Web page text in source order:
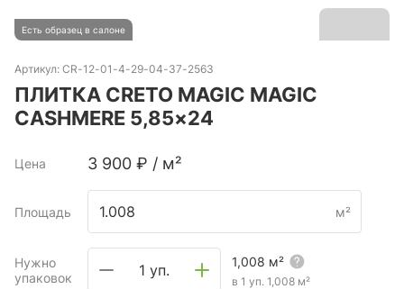
Есть образец в салоне
Артикул: CR-12-01-4-29-04-37-2563
ПЛИТКА CRETO MAGIC MAGIC
CASHMERE 5,85×24
Цена 3 900 ₽ / м²
Площадь м²
Нужно
упаковок
1 уп. 1,008 м²
в 1 уп. 1,008 м²